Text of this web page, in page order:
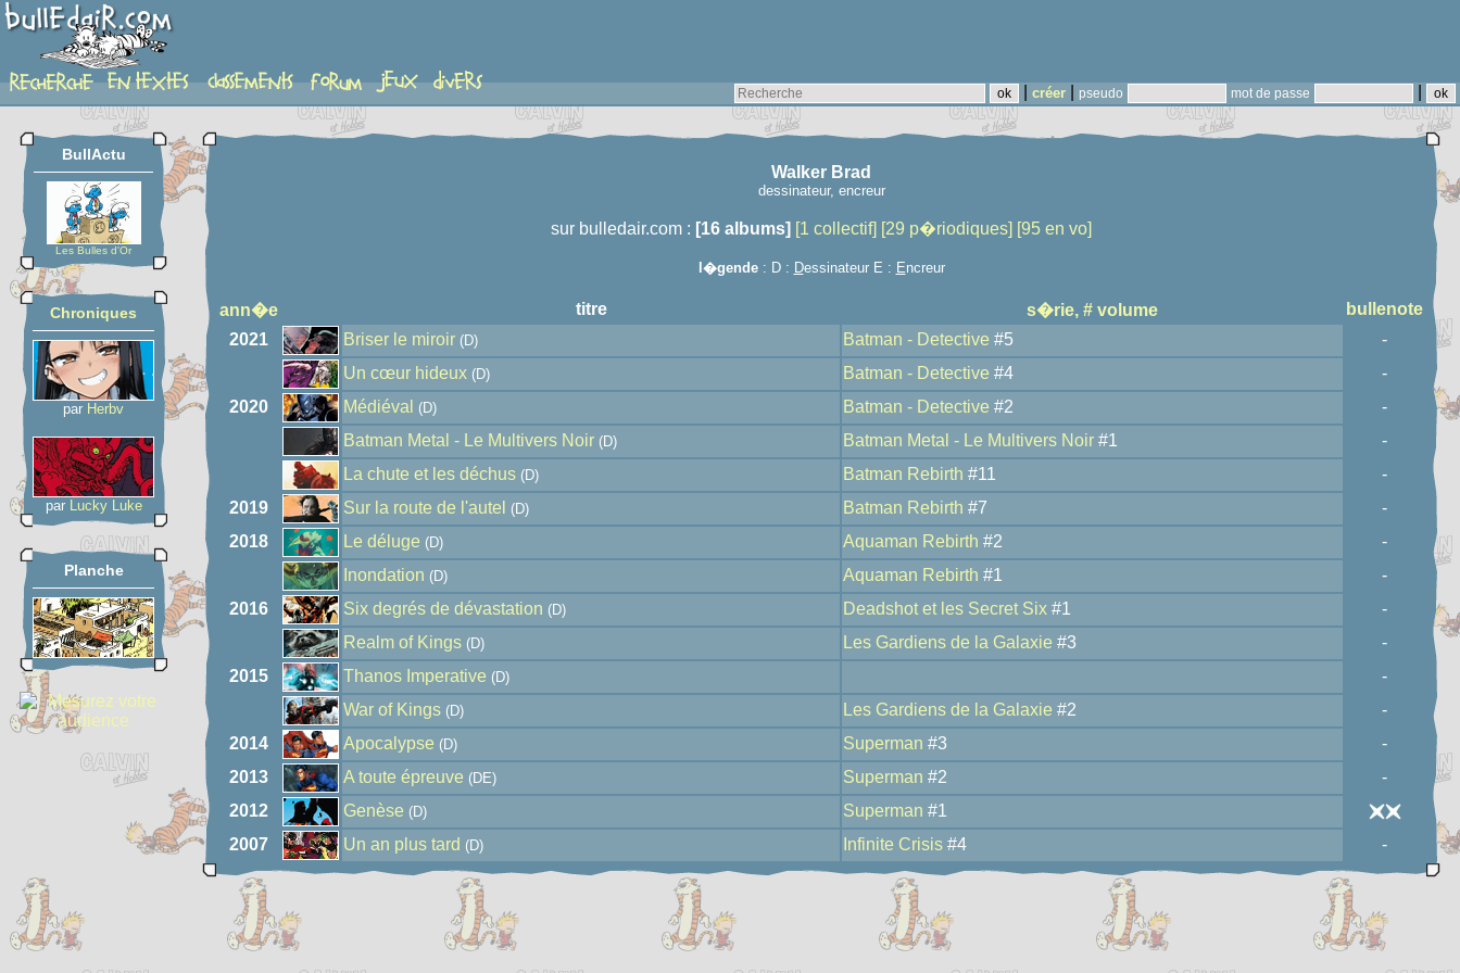
créer pseudo mot de passe
auteur
BullActu
Les Bulles d'Or
Chroniques
par Herbv
par Lucky Luke
Planche
Walker Brad
dessinateur, encreur
sur bulledair.com : [16 albums] [1 collectif] [29 p�riodiques] [95 en vo]
l�gende: D : Dessinateur E : Encreur
ann�e titre s�rie, # volume
bullenote
2021
Briser le miroir (D) Batman - Detective #5
-
Un cœur hideux (D) Batman - Detective #4
-
2020
Médiéval (D) Batman - Detective #2
-
Batman Metal - Le Multivers Noir (D) Batman Metal - Le Multivers Noir #1
-
La chute et les déchus (D) Batman Rebirth #11
-
2019
Sur la route de l'autel (D) Batman Rebirth #7
-
2018
Le déluge (D) Aquaman Rebirth #2
-
Inondation (D) Aquaman Rebirth #1
-
2016
Six degrés de dévastation (D) Deadshot et les Secret Six #1
-
Realm of Kings (D) Les Gardiens de la Galaxie #3
-
2015
Thanos Imperative (D)
-
War of Kings (D) Les Gardiens de la Galaxie #2
-
2014
Apocalypse (D) Superman #3
-
2013
A toute épreuve (DE) Superman #2
-
2012
Genèse (D) Superman #1
2007
Un an plus tard (D) Infinite Crisis #4 -